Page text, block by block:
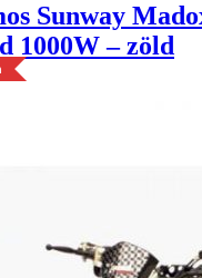
Sunway
1000W – zöld